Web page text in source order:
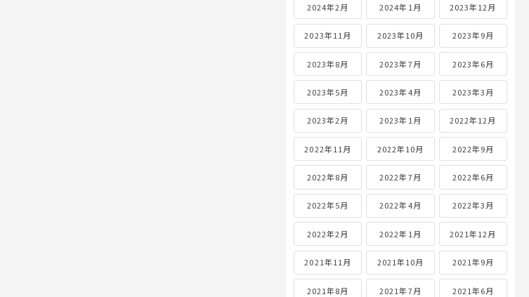
2024年2月 2024年1月 2023年12月
2023年11月 2023年10月 2023年9月
2023年8月 2023年7月 2023年6月
2023年5月 2023年4月 2023年3月
2023年2月 2023年1月 2022年12月
2022年11月 2022年10月 2022年9月
2022年8月 2022年7月 2022年6月
2022年5月 2022年4月 2022年3月
2022年2月 2022年1月 2021年12月
2021年11月 2021年10月 2021年9月
2021年8月 2021年7月 2021年6月